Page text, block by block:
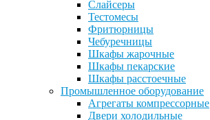
Слайсеры
Тестомесы
Фритюрницы
Чебуречницы
Шкафы жарочные
Шкафы пекарские
Шкафы расстоечные
Промышленное оборудование
Агрегаты компрессорные
Двери холодильные